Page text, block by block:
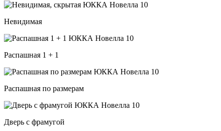
Невидимая
Распашная 1 + 1
Распашная по размерам
Дверь с фрамугой